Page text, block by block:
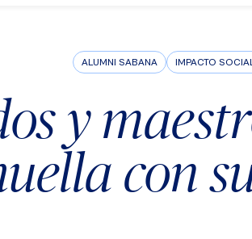
ALUMNI SABANA IMPACTO
y
con